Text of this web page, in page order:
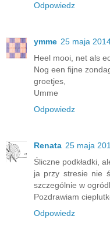
Odpowiedz
ymme 25 maja
Heel mooi, net als
Nog een fijne
groetjes,
Umme
Odpowiedz
Renata 25 maja
Śliczne podkładki,
ja przy stresie nie
szczególnie w
Pozdrawiam
Odpowiedz